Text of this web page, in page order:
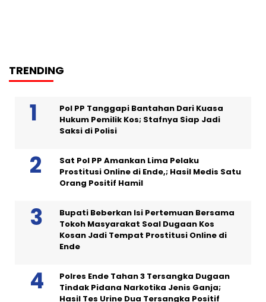
TRENDING
Pol PP Tanggapi Bantahan Dari Kuasa
Hukum Pemilik Kos; Stafnya Siap Jadi
Saksi di Polisi
Sat Pol PP Amankan Lima Pelaku
Prostitusi Online di Ende,; Hasil Medis Satu
Orang Positif Hamil
Bupati Beberkan Isi Pertemuan Bersama
Tokoh Masyarakat Soal Dugaan Kos
Kosan Jadi Tempat Prostitusi Online di
Ende
Polres Ende Tahan 3 Tersangka Dugaan
Tindak Pidana Narkotika Jenis Ganja;
Hasil Tes Urine Dua Tersangka Positif